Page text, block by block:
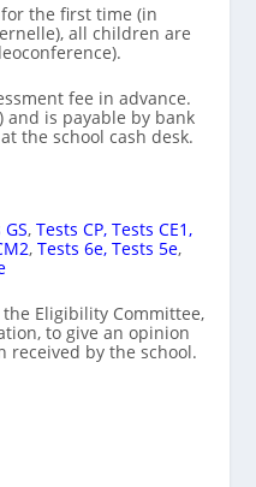
the first time (in
all children are
fee in advance.
and is payable by bank
the school cash desk.
, Tests CP, Tests CE1,
, Tests 6e, Tests 5e,
Eligibility Committee,
to give an opinion
received by the school.